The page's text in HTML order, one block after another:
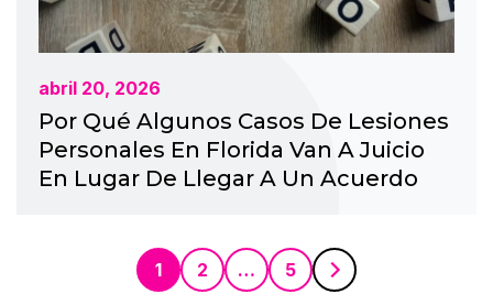
abril 20, 2026
Por Qué Algunos Casos De Lesiones
Personales En Florida Van A Juicio
En Lugar De Llegar A Un Acuerdo
1 2 … 5